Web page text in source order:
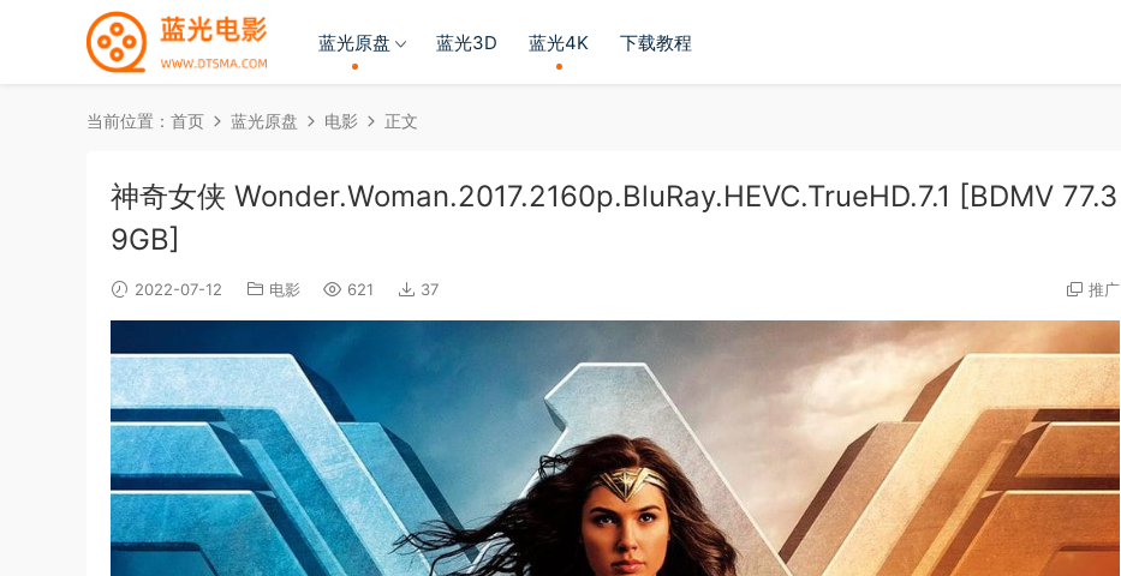
蓝光原盘 蓝光3D 蓝光4K 下载教程
当前位置： 首页 蓝光原盘 电影 正文
神奇女侠 Wonder.Woman.2017.2160p.BluRay.HEVC.TrueHD.7.1 [BDMV 77.3
9GB]
2022-07-12 电影 621 37 推广